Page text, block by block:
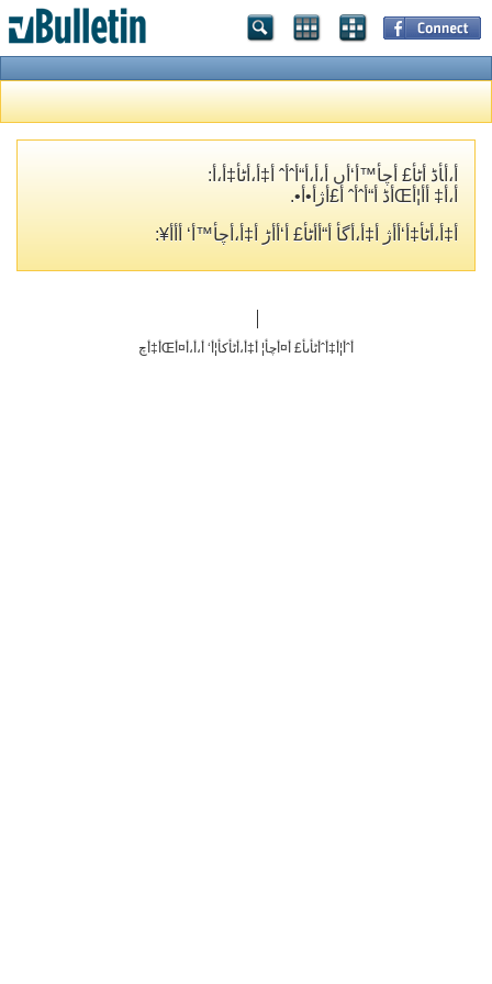
أ،أ‍أڈ أٹأ£ أچأ™أ‘أں أ،أ،أ“أˆأˆ أ‡أ،أٹأ‡أ،أ­:
أ،أ‡ أ­أ¦أŒأڈ أ“أˆأˆ أ£أژأ•أ•.
أ‡أ،أٹأ‡أ‘أ­أژ أ‡أ،أگأ­ أ“أ­أٹأ£ أ‘أ‌أڑ أ‡أ،أچأ™أ‘ أ‌أ­أ¥:
أˆأ¦أ‡أˆأٹأںأ£ أ¤أچأ¦ أ‡أ،أٹأکأ¦أ‘ أ،أ،أ¤أŒأ‡أچ